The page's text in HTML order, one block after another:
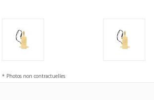
* Photos non contractuelles